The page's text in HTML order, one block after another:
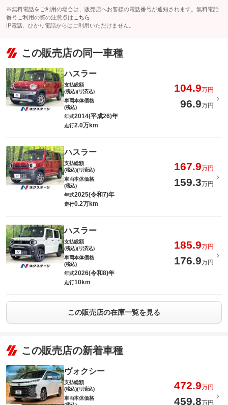
※無料電話をご利用の場合は、販売店へお客様の電話番号が通知されます。無料電話
番号ご利用の際の注意点は こちら
IP電話、ひかり電話からはご利用いただけません。
この販売店の同一車種
ハスラー
支払総額
(税込)(リ済込)
104.9万円
車両本体価格
(税込)
96.9万円
年式2014(平成26)年
走行2.0万km
ハスラー
支払総額
(税込)(リ済込)
167.9万円
車両本体価格
(税込)
159.3万円
年式2025(令和7)年
走行0.2万km
ハスラー
支払総額
(税込)(リ済込)
185.9万円
車両本体価格
(税込)
176.9万円
年式2026(令和8)年
走行10km
この販売店の在庫一覧を見る
この販売店の新着車種
ヴォクシー
支払総額
(税込)(リ済込)
472.9万円
車両本体価格
459.8万円